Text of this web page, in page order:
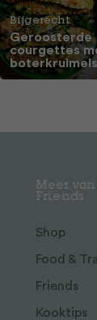
Bijgerecht
Geroosterde
courgettes
boterkruimels
Meer van
Friends
Shop
Food &
Friends
Kooktips